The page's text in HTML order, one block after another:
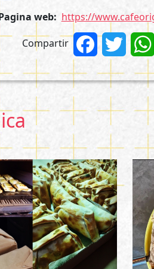
web
https://
Compartir
FacebookTwitter